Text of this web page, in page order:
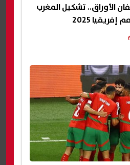
الأوراق.. تشكيل المغرب
2025